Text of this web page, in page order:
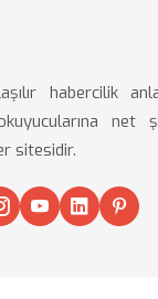
habercilik
net
sitesidir.